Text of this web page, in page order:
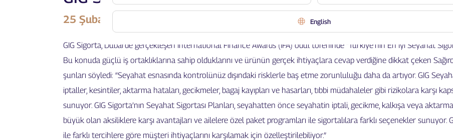
English
25 Şubat 2020, Hürriyet
GIG Sigorta, Dubai’de gerçekleşen International Finance Awards (IFA) ödül töreninde “Türkiye’nin En İyi Seyahat
Bu konuda güçlü iş ortaklıklarına sahip olduklarını ve ürünün gerçek ihtiyaçlara cevap verdiğine dikkat çeken
şunları söyledi: “Seyahat esnasında kontrolünüz dışındaki risklerle baş etme zorunluluğu daha da artıyor. GIG
iptaller, kesintiler, aktarma hataları, gecikmeler, bagaj kayıpları ve hasarları, tıbbi müdahaleler gibi rizikolara karşı
sunuyor. GIG Sigorta’nın Seyahat Sigortası Planları, seyahatten önce seyahatin iptali, gecikme, kalkışa veya
büyük olan aksiliklere karşı avantajları ve ailelere özel paket programları ile sigortalılara farklı seçenekler sunuyor.
ile farklı tercihlere göre müşteri ihtiyaçlarını karşılamak için özelleştirilebiliyor.”